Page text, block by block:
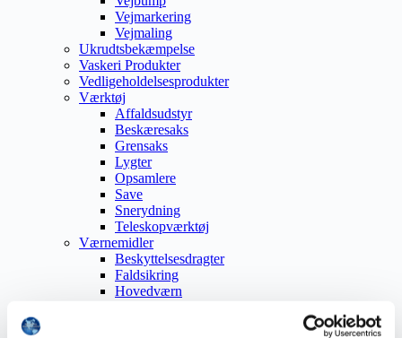
Vejmarkering
Vejmaling
Ukrudtsbekæmpelse
Vaskeri Produkter
Vedligeholdelsesprodukter
Værktøj
Affaldsudstyr
Beskæresaks
Grensaks
Lygter
Opsamlere
Save
Snerydning
Teleskopværktøj
Værnemidler
Beskyttelsesdragter
Faldsikring
Hovedværn